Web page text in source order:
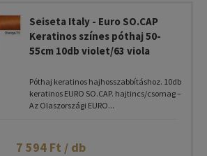
Seiseta Italy - Euro SO.CAP
Keratinos színes póthaj 50-
55cm 10db violet/63 viola
Póthaj keratinos hajhosszabbításhoz. 10db
keratinos EURO SO.CAP. hajtincs/csomag –
Az Olaszországi EURO...
7 594 Ft / db